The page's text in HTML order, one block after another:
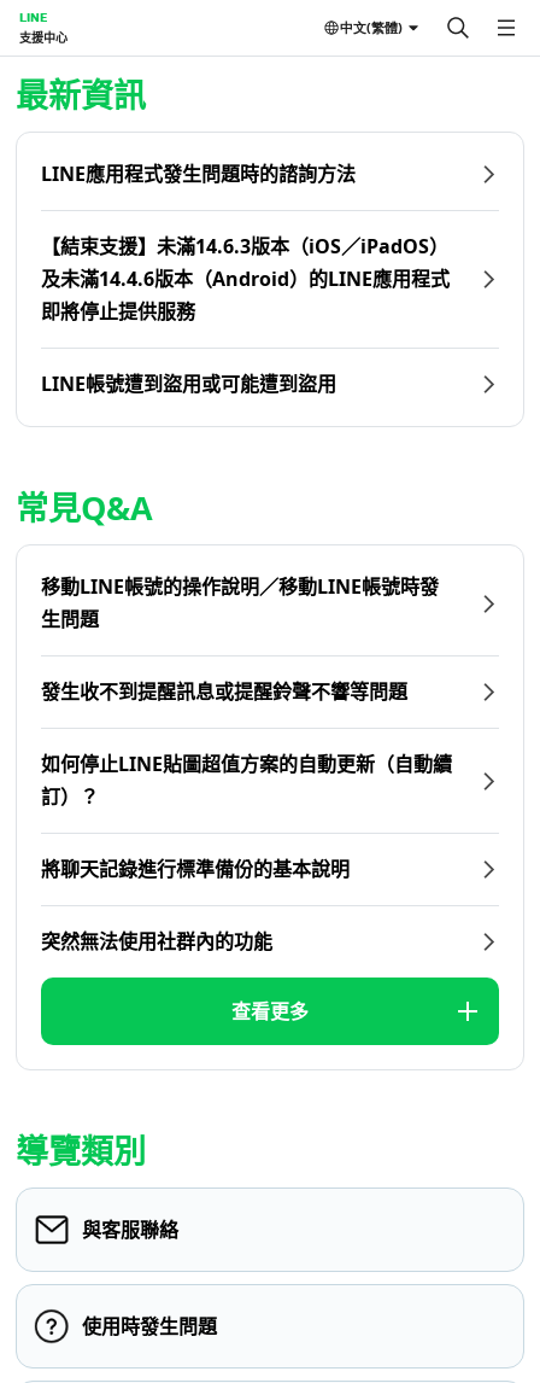
LINE
支援中心
中文(繁體)
首頁 | LINE支援中心
最新資訊
LINE應用程式發生問題時的諮詢方法
【結束支援】未滿14.6.3版本（iOS／iPadOS）
及未滿14.4.6版本（Android）的LINE應用程式
即將停止提供服務
LINE帳號遭到盜用或可能遭到盜用
常見Q&A
移動LINE帳號的操作說明／移動LINE帳號時發
生問題
發生收不到提醒訊息或提醒鈴聲不響等問題
如何停止LINE貼圖超值方案的自動更新（自動續
訂）？
將聊天記錄進行標準備份的基本說明
突然無法使用社群內的功能
查看更多
導覽類別
與客服聯絡
使用時發生問題